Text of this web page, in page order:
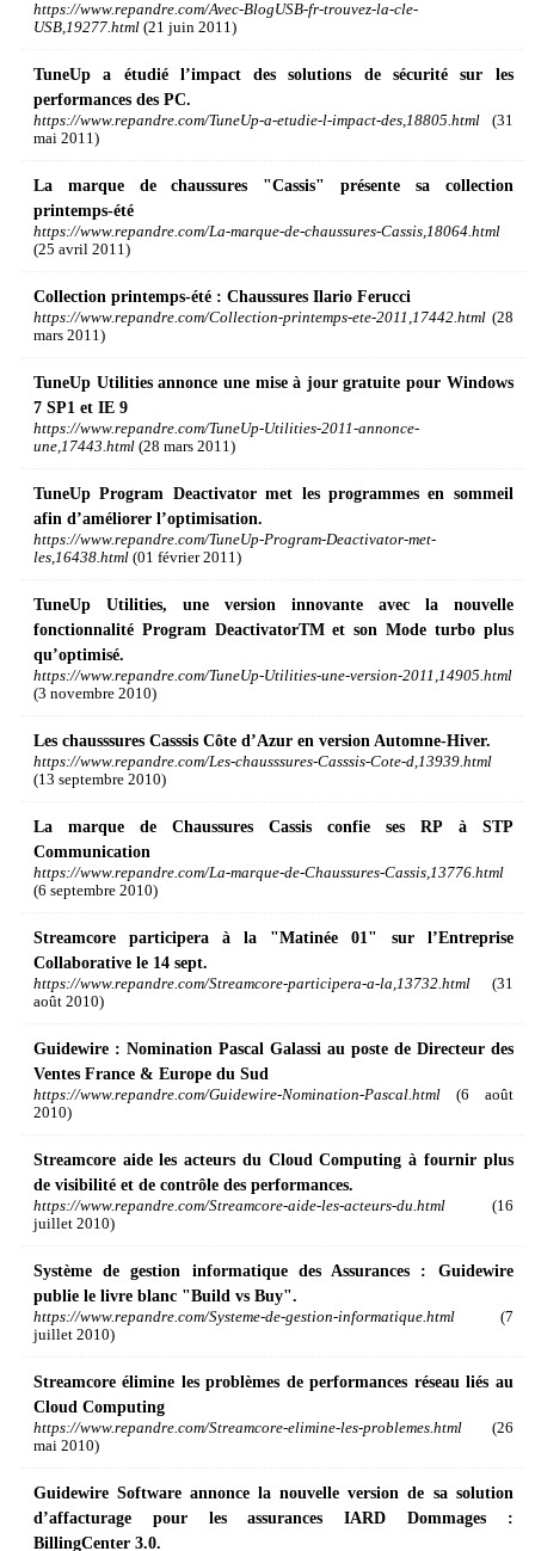
https://www.repandre.com/Avec-BlogUSB-fr-trouvez-la-cle-
USB,19277.html (21 juin 2011)
TuneUp a étudié l’impact des solutions de sécurité sur les
performances des PC.
https://www.repandre.com/TuneUp-a-etudie-l-impact-des,18805.html (31
mai 2011)
La marque de chaussures "Cassis" présente sa collection
printemps-été
https://www.repandre.com/La-marque-de-chaussures-Cassis,18064.html
(25 avril 2011)
Collection printemps-été : Chaussures Ilario Ferucci
https://www.repandre.com/Collection-printemps-ete-2011,17442.html (28
mars 2011)
TuneUp Utilities annonce une mise à jour gratuite pour Windows
7 SP1 et IE 9
https://www.repandre.com/TuneUp-Utilities-2011-annonce-
une,17443.html (28 mars 2011)
TuneUp Program Deactivator met les programmes en sommeil
afin d’améliorer l’optimisation.
https://www.repandre.com/TuneUp-Program-Deactivator-met-
les,16438.html (01 février 2011)
TuneUp Utilities, une version innovante avec la nouvelle
fonctionnalité Program DeactivatorTM et son Mode turbo plus
qu’optimisé.
https://www.repandre.com/TuneUp-Utilities-une-version-2011,14905.html
(3 novembre 2010)
Les chausssures Casssis Côte d’Azur en version Automne-Hiver.
https://www.repandre.com/Les-chausssures-Casssis-Cote-d,13939.html
(13 septembre 2010)
La marque de Chaussures Cassis confie ses RP à STP
Communication
https://www.repandre.com/La-marque-de-Chaussures-Cassis,13776.html
(6 septembre 2010)
Streamcore participera à la "Matinée 01" sur l’Entreprise
Collaborative le 14 sept.
https://www.repandre.com/Streamcore-participera-a-la,13732.html (31
août 2010)
Guidewire : Nomination Pascal Galassi au poste de Directeur des
Ventes France & Europe du Sud
https://www.repandre.com/Guidewire-Nomination-Pascal.html (6 août
2010)
Streamcore aide les acteurs du Cloud Computing à fournir plus
de visibilité et de contrôle des performances.
https://www.repandre.com/Streamcore-aide-les-acteurs-du.html (16
juillet 2010)
Système de gestion informatique des Assurances : Guidewire
publie le livre blanc "Build vs Buy".
https://www.repandre.com/Systeme-de-gestion-informatique.html (7
juillet 2010)
Streamcore élimine les problèmes de performances réseau liés au
Cloud Computing
https://www.repandre.com/Streamcore-elimine-les-problemes.html (26
mai 2010)
Guidewire Software annonce la nouvelle version de sa solution
d’affacturage pour les assurances IARD Dommages :
BillingCenter 3.0.